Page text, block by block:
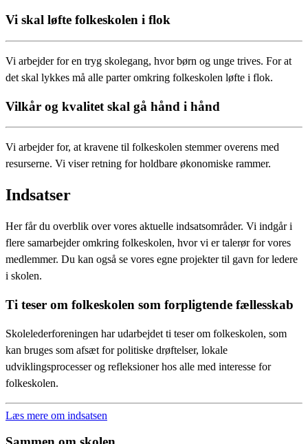
Vi skal løfte folkeskolen i flok
Vi arbejder for en tryg skolegang, hvor børn og unge trives. For at
det skal lykkes må alle parter omkring folkeskolen løfte i flok.
Vilkår og kvalitet skal gå hånd i hånd
Vi arbejder for, at kravene til folkeskolen stemmer overens med
resurserne. Vi viser retning for holdbare økonomiske rammer.
Indsatser
Her får du overblik over vores aktuelle indsatsområder. Vi indgår i
flere samarbejder omkring folkeskolen, hvor vi er talerør for vores
medlemmer. Du kan også se vores egne projekter til gavn for ledere
i skolen.
Ti teser om folkeskolen som forpligtende fællesskab
Skolelederforeningen har udarbejdet ti teser om folkeskolen, som
kan bruges som afsæt for politiske drøftelser, lokale
udviklingsprocesser og refleksioner hos alle med interesse for
folkeskolen.
Læs mere om indsatsen